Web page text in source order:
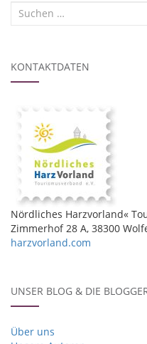
Suchen
nach:
KONTAKTDATEN
Nördliches Harzvorland«
Zimmerhof 28 A, 38300
harzvorland.com
UNSER BLOG & DIE
Über uns